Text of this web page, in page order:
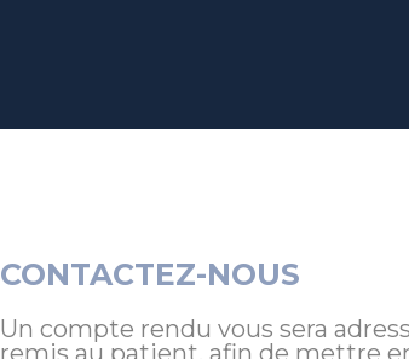
CONTACTEZ-NOUS
Un compte rendu vous sera
remis au patient, afin de mettre